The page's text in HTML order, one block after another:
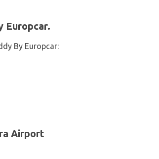
Europcar.
By Europcar:
Airport